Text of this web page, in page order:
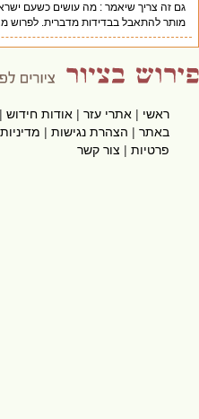
גם זה צריך שיאמר : מה עושים כשעם ישראל
מותר להתאבל בבדידות מדברית. לפרוש מהם
ראשי|אתרי עזר|אודות חידוש|
באתר|הצהרת נגישות|מדיניות
פרטיות|צור קשר